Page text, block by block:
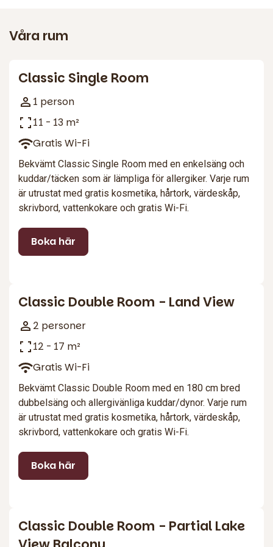
Våra rum
Classic Single Room
1 person
11 - 13 m²
Gratis Wi-Fi
Bekvämt Classic Single Room med en enkelsäng och
kuddar/täcken som är lämpliga för allergiker. Varje rum
är utrustat med gratis kosmetika, hårtork, värdeskåp,
skrivbord, vattenkokare och gratis Wi-Fi.
Boka här
Classic Double Room - Land View
2 personer
12 - 17 m²
Gratis Wi-Fi
Bekvämt Classic Double Room med en 180 cm bred
dubbelsäng och allergivänliga kuddar/dynor. Varje rum
är utrustat med gratis kosmetika, hårtork, värdeskåp,
skrivbord, vattenkokare och gratis Wi-Fi.
Boka här
Classic Double Room - Partial Lake